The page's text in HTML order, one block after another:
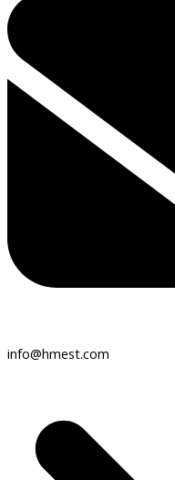
info@hmest.com